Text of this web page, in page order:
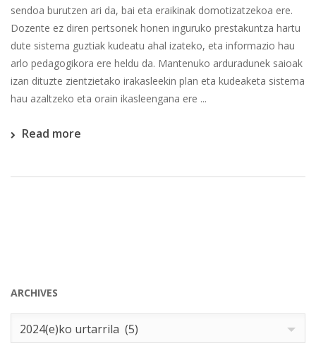
sendoa burutzen ari da, bai eta eraikinak domotizatzekoa ere.
Dozente ez diren pertsonek honen inguruko prestakuntza hartu
dute sistema guztiak kudeatu ahal izateko, eta informazio hau
arlo pedagogikora ere heldu da. Mantenuko arduradunek saioak
izan dituzte zientzietako irakasleekin plan eta kudeaketa sistema
hau azaltzeko eta orain ikasleengana ere ...
Read more
ARCHIVES
Archives
2024(e)ko urtarrila (5)